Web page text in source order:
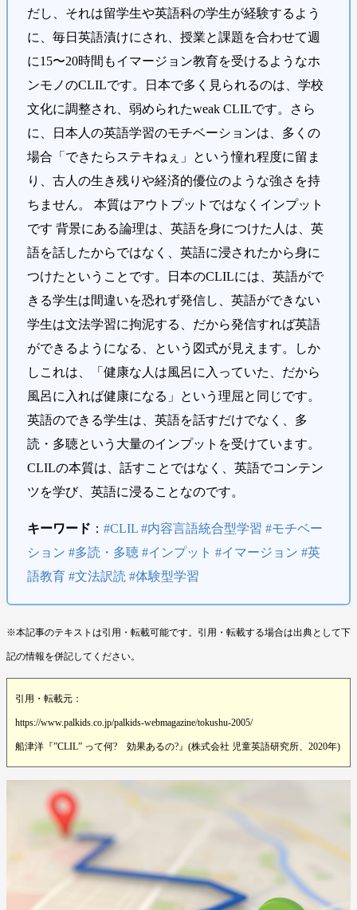
だし、それは留学生や英語科の学生が経験するよう
に、毎日英語漬けにされ、授業と課題を合わせて週
に15〜20時間もイマージョン教育を受けるようなホ
ンモノのCLILです。日本で多く見られるのは、学校
文化に調整され、弱められたweak CLILです。さら
に、日本人の英語学習のモチベーションは、多くの
場合「できたらステキねぇ」という憧れ程度に留ま
り、古人の生き残りや経済的優位のような強さを持
ちません。 本質はアウトプットではなくインプット
です 背景にある論理は、英語を身につけた人は、英
語を話したからではなく、英語に浸されたから身に
つけたということです。日本のCLILには、英語がで
きる学生は間違いを恐れず発信し、英語ができない
学生は文法学習に拘泥する、だから発信すれば英語
ができるようになる、という図式が見えます。しか
しこれは、「健康な人は風呂に入っていた、だから
風呂に入れば健康になる」という理屈と同じです。
英語のできる学生は、英語を話すだけでなく、多
読・多聴という大量のインプットを受けています。
CLILの本質は、話すことではなく、英語でコンテン
ツを学び、英語に浸ることなのです。
キーワード ： #CLIL #内容言語統合型学習 #モチベー
ション #多読・多聴 #インプット #イマージョン #英
語教育 #文法訳読 #体験型学習
※本記事のテキストは引用・転載可能です。引用・転載する場合は出典として下
記の情報を併記してください。
引用・転載元：
https://www.palkids.co.jp/palkids-webmagazine/tokushu-2005/
船津洋『”CLIL” って何? 効果あるの?』(株式会社 児童英語研究所、2020年)